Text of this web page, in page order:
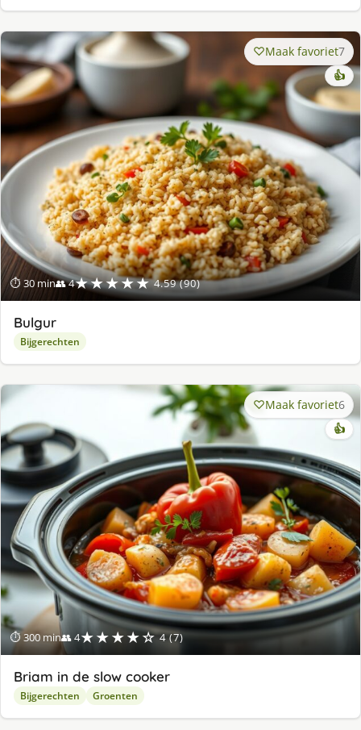
⏱ 30 min👥 4★★★★★ 4.59 (90)
Maak favoriet7
👍
Bulgur
Bijgerechten
⏱ 300 min👥 4★★★★☆ 4 (7)
Maak favoriet6
👍
Briam in de slow cooker
Bijgerechten Groenten